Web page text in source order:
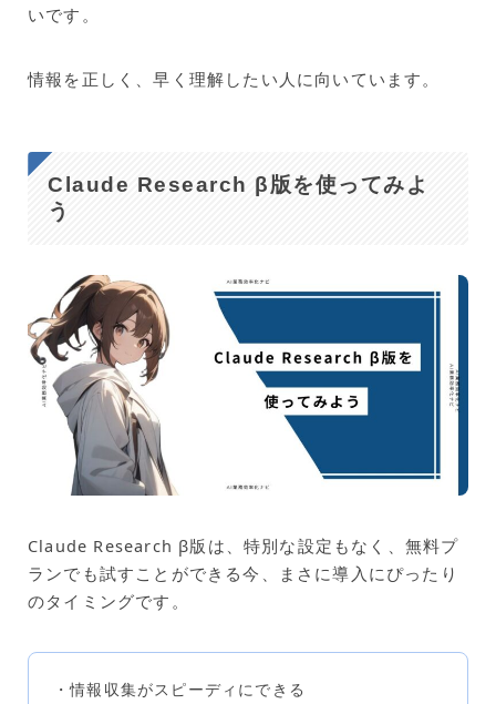
いです。
情報を正しく、早く理解したい人に向いています。
Claude Research β版を使ってみよ
う
Claude Research β版は、特別な設定もなく、無料プ
ランでも試すことができる今、まさに導入にぴったり
のタイミングです。
・情報収集がスピーディにできる